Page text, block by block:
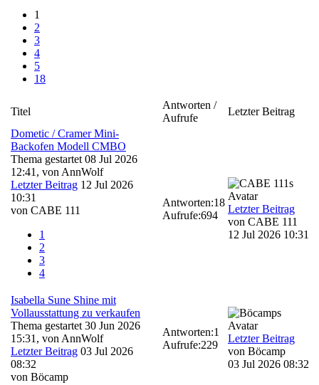
1
2
3
4
5
18
Titel
Antworten /
Aufrufe
Letzter Beitrag
Dometic / Cramer Mini-
Backofen Modell CMBO
Thema gestartet 08 Jul 2026
12:41, von AnnWolf
Letzter Beitrag 12 Jul 2026
10:31
von CABE 111
1
2
3
4
Antworten:18
Aufrufe:694
Letzter Beitrag
von CABE 111
12 Jul 2026 10:31
Isabella Sune Shine mit
Vollausstattung zu verkaufen
Thema gestartet 30 Jun 2026
15:31, von AnnWolf
Letzter Beitrag 03 Jul 2026
08:32
von Böcamp
Antworten:1
Aufrufe:229
Letzter Beitrag
von Böcamp
03 Jul 2026 08:32